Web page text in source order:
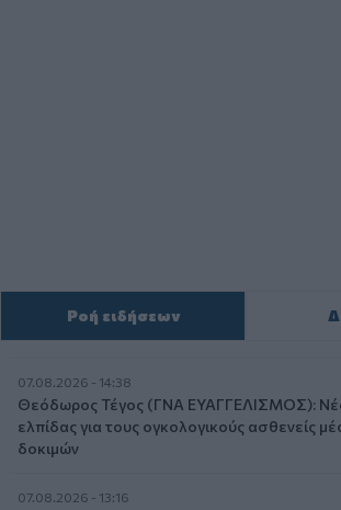
Ροή ειδήσεων
07.08.2026 - 14:38
Θεόδωρος Τέγος (ΓΝΑ ΕΥΑΓΓΕΛΙΣΜΟΣ):
ελπίδας για τους ογκολογικούς ασθενείς
δοκιμών
07.08.2026 - 13:16